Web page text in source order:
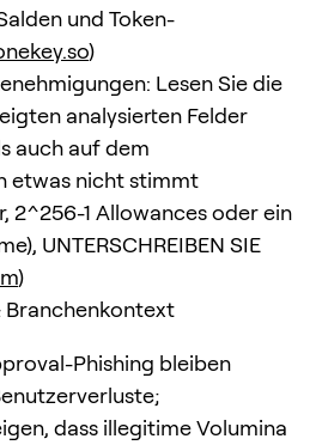
und Token-
)
Lesen Sie die
analysierten Felder
auch auf dem
etwas nicht stimmt
2^256-1 Allowances oder ein
UNTERSCHREIBEN SIE
)
Branchenkontext
Phishing bleiben
dass illegitime Volumina